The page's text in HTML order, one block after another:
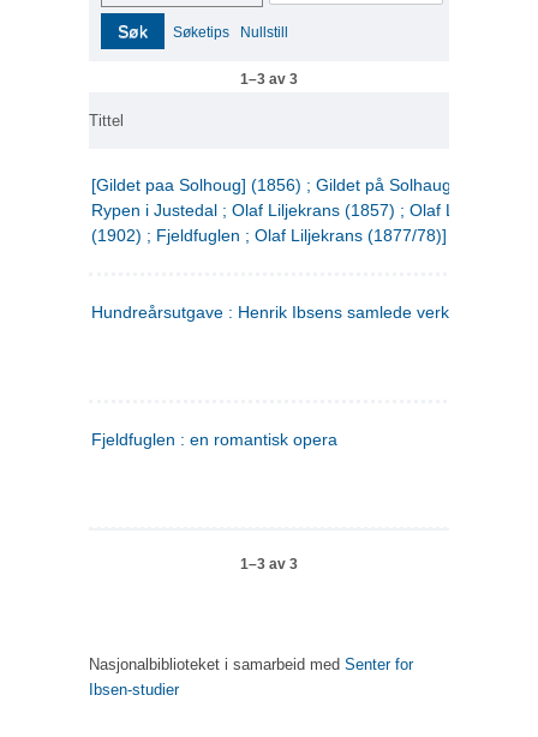
Søk Søketips Nullstill
1–3 av 3
Tittel
[Gildet paa Solhoug] (1856) ; Gildet på Solhaug (1883) ;
Rypen i Justedal ; Olaf Liljekrans (1857) ; Olaf Liljekrans
(1902) ; Fjeldfuglen ; Olaf Liljekrans (1877/78)]
Hundreårsutgave : Henrik Ibsens samlede verker. 3
Fjeldfuglen : en romantisk opera
1–3 av 3
Nasjonalbiblioteket i samarbeid med Senter for
Ibsen-studier